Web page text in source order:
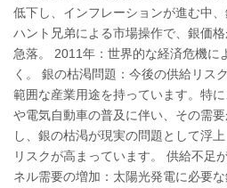
低下し、インフレーションが進む中
ハント兄弟による市場操作で、銀価格
急落。 2011年：世界的な経済危機に
く。 銀の枯渇問題：今後の供給リス
範囲な産業用途を持っています。特
や電気自動車の普及に伴い、その需
し、銀の枯渇が現実の問題として浮
リスクが高まっています。 供給不足
ネル需要の増加：太陽光発電に必要